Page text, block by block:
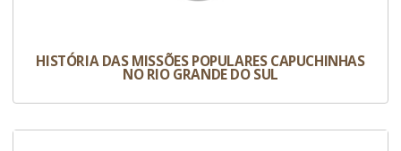
HISTÓRIA DAS MISSÕES POPULARES CAPUCHINHAS
NO RIO GRANDE DO SUL